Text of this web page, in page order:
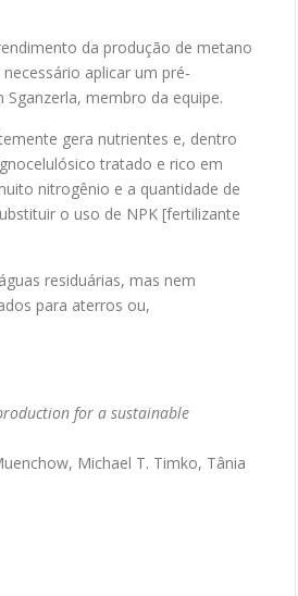
da produção de metano
aplicar um pré-
membro da equipe.
gera nutrientes e, dentro
tratado e rico em
nitrogênio e a quantidade de
o uso de NPK [fertilizante
residuárias, mas nem
para aterros ou,
for a sustainable
Michael T. Timko, Tânia